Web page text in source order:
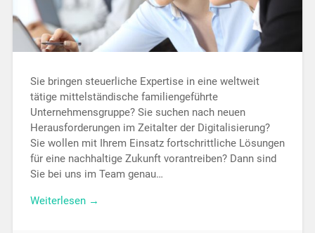
Sie bringen steuerliche Expertise in eine weltweit
tätige mittelständische familiengeführte
Unternehmensgruppe? Sie suchen nach neuen
Herausforderungen im Zeitalter der Digitalisierung?
Sie wollen mit Ihrem Einsatz fortschrittliche Lösungen
für eine nachhaltige Zukunft vorantreiben? Dann sind
Sie bei uns im Team genau…
Weiterlesen →